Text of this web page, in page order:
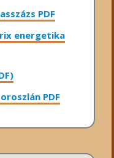
PDF
energetika
PDF